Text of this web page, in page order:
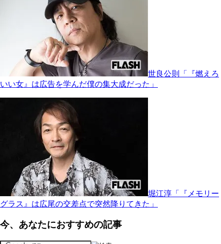
世良公則「『燃えろ
いい女』は広告を学んだ僕の集大成だった」
堀江淳「『メモリー
グラス』は広尾の交差点で突然降りてきた」
今、あなたにおすすめの記事